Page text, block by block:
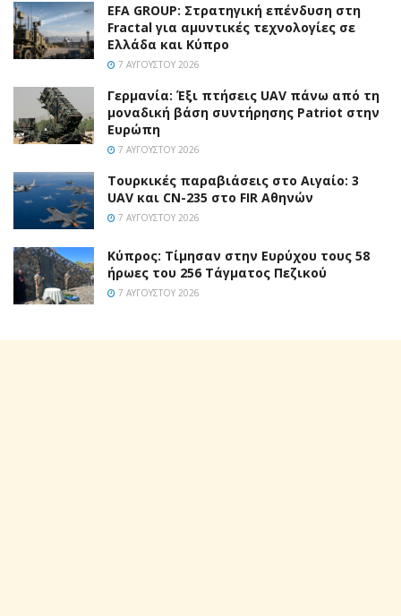
EFA GROUP: Στρατηγική επένδυση στη
Fractal για αμυντικές τεχνολογίες σε
Ελλάδα και Κύπρο
7 ΑΥΓΟΎΣΤΟΥ 2026
Γερμανία: Έξι πτήσεις UAV πάνω από τη
μοναδική βάση συντήρησης Patriot στην
Ευρώπη
7 ΑΥΓΟΎΣΤΟΥ 2026
Τουρκικές παραβιάσεις στο Αιγαίο: 3
UAV και CN-235 στο FIR Αθηνών
7 ΑΥΓΟΎΣΤΟΥ 2026
Κύπρος: Τίμησαν στην Ευρύχου τους 58
ήρωες του 256 Τάγματος Πεζικού
7 ΑΥΓΟΎΣΤΟΥ 2026